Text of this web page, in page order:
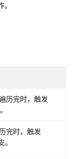
历完时，触发
完时，触发